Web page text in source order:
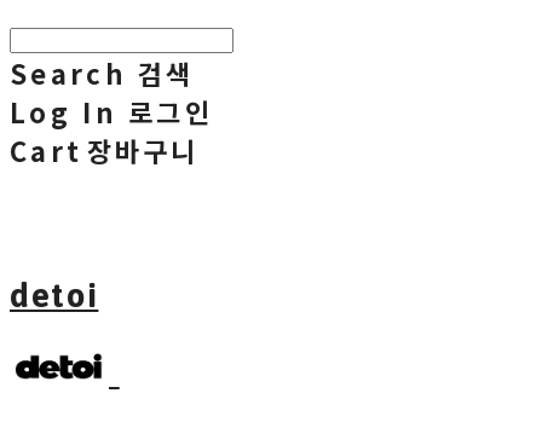
Search 검색
Log In 로그인
Cart 장바구니
detoi